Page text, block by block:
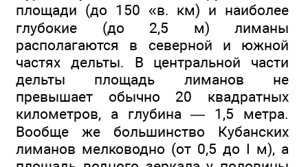
площади (до 150 «в. км) и наиболее
глубокие (до 2,5 м) лиманы
располагаются в северной и южной
частях дельты. В центральной части
дельты площадь лиманов не
превышает обычно 20 квадратных
километров, а глубина — 1,5 метра.
Вообще же большинство Кубанских
лиманов мелководно (от 0,5 до I м), а